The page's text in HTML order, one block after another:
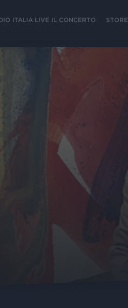
ITALIA LIVE IL CONCERTO STORE